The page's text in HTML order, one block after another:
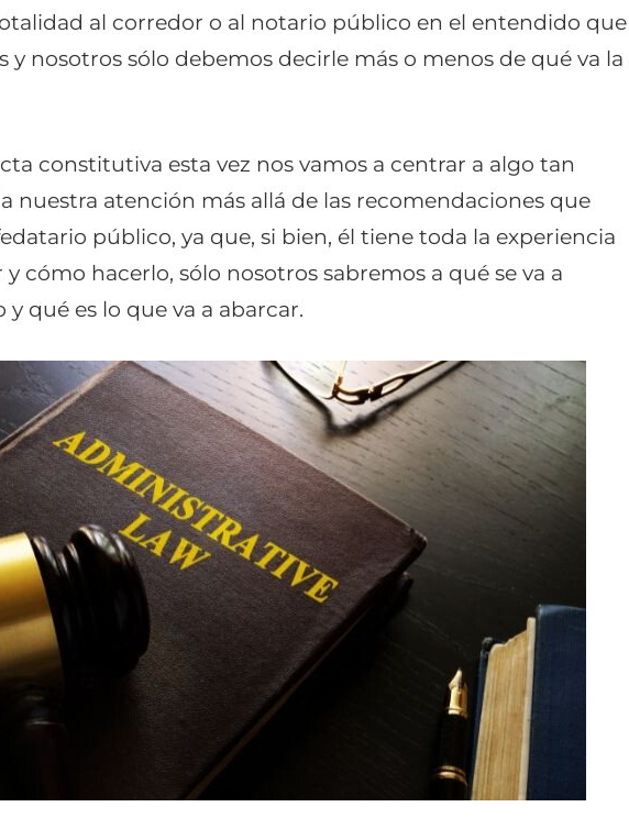
al corredor o al notario público en el entendido que
y nosotros sólo debemos decirle más o menos de qué va la
constitutiva esta vez nos vamos a centrar a algo tan
nuestra atención más allá de las recomendaciones que
público, ya que, si bien, él tiene toda la experiencia
cómo hacerlo, sólo nosotros sabremos a qué se va a
qué es lo que va a abarcar.